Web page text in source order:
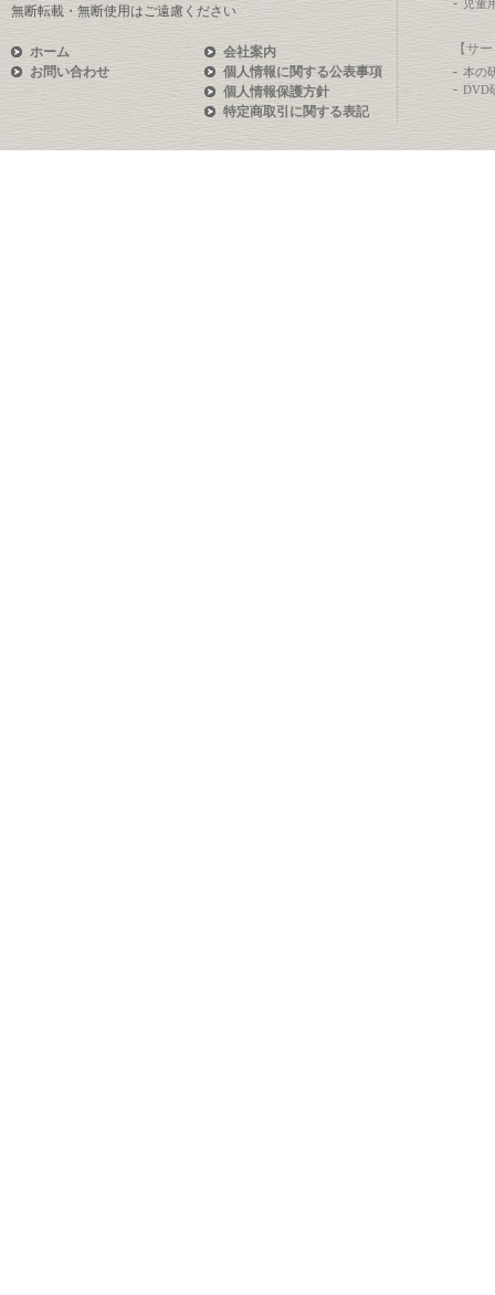
無断転載・無断使用はご遠慮ください
ホーム
お問い合わせ
会社案内
個人情報に関する公表事項
個人情報保護方針
特定商取引に関する表記
児童
【サ
本の
DVD